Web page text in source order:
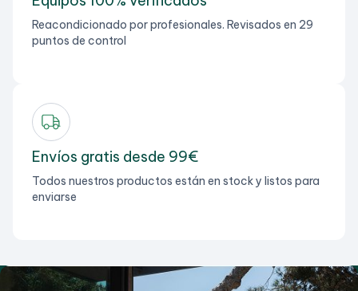
Reacondicionado por profesionales. Revisados en 29
puntos de control
Envíos gratis desde 99€
Todos nuestros productos están en stock y listos para
enviarse